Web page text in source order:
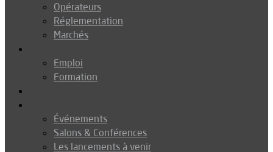
Opérateurs
Réglementation
Marchés
Emploi
Formation
Événements
Salons & Conférences
Les lancements à venir